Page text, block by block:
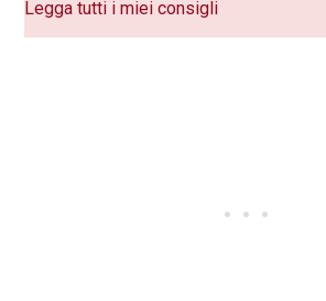
Legga tutti i miei consigli